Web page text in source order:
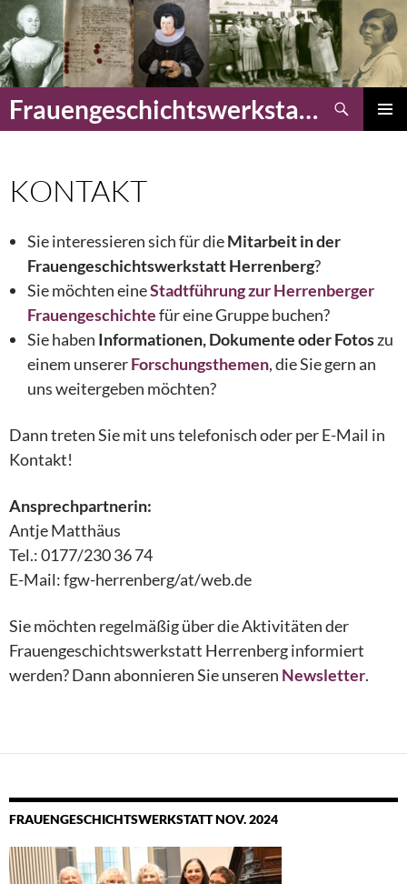
Zum
Inhalt
springen
Frauengeschichtswerkstatt Herrenberg
Suchen
KONTAKT
Sie interessieren sich für dieMitarbeit in der
Frauengeschichtswerkstatt Herrenberg?
Sie möchten eineStadtführung zur Herrenberger
Frauengeschichtefür eine Gruppe buchen?
Sie haben Informationen, Dokumente oder Fotoszu
einem unsererForschungsthemen, die Sie gern an
uns weitergeben möchten?
Dann treten Sie mit uns telefonisch oder per E-Mail in
Kontakt!
Ansprechpartnerin:
Antje Matthäus
Tel.: 0177/230 36 74
E-Mail: fgw-herrenberg/at/web.de
Sie möchten regelmäßig über die Aktivitäten der
Frauengeschichtswerkstatt Herrenberg informiert
werden? Dann abonnieren Sie unseren Newsletter.
FRAUENGESCHICHTSWERKSTATT NOV. 2024